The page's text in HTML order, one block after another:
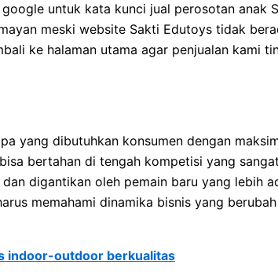
untuk kata kunci jual perosotan anak
meski website Sakti Edutoys tidak
ke halaman utama agar penjualan kami
yang dibutuhkan konsumen dengan
bertahan di tengah kompetisi yang
digantikan oleh pemain baru yang lebih
memahami dinamika bisnis yang
indoor-outdoor berkualitas